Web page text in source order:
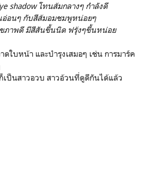
shadow โทนส้มกลางๆ กำลังดี
อนๆ กับสีส้มอมชมพูหน่อยๆ
ภาพดี มีสีสันขึ้นนิด ฟรุ้งๆขึ้นหน่อย
ดใบหน้า และบำรุงเสมอๆ เช่น การมาร์ค
เป็นสาวอวบ สาวอ้วนที่ดูดีกันได้แล้ว